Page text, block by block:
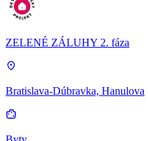
ZELENÉ ZÁLUHY 2. fáza
Bratislava-Dúbravka, Hanulova